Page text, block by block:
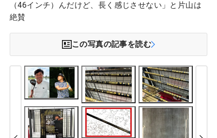
（46インチ）んだけど、長く感じさせない」と片山は
絶賛
この写真の記事を読む